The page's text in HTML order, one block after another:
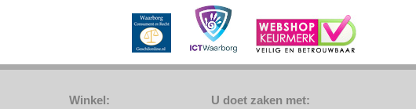
Winkel: U doet zaken met: